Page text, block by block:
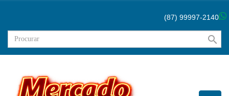
(87) 99997-2140
search